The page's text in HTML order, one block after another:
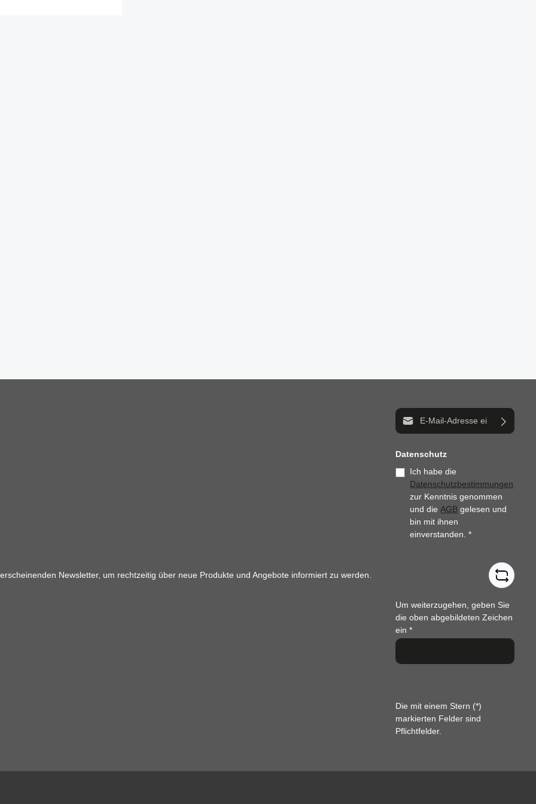
Newsletter, um rechtzeitig über neue Produkte und Angebote informiert zu werden.
E-Mail-Adresse*
Datenschutz
Ich habe die
Datenschutzbestimmungen
zur Kenntnis genommen
und dieAGB gelesen und
bin mit ihnen
einverstanden.*
Um weiterzugehen, geben Sie
die oben abgebildeten Zeichen
ein*
Die mit einem Stern (*)
markierten Felder sind
Pflichtfelder.